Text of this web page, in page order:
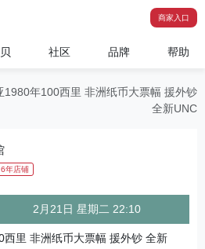
商家入口
社区 品牌 帮助
1980年100西里 非洲纸币大票幅 援外钞
全新UNC
6年店铺
2月21日 星期二 22:10
里 非洲纸币大票幅 援外钞 全新